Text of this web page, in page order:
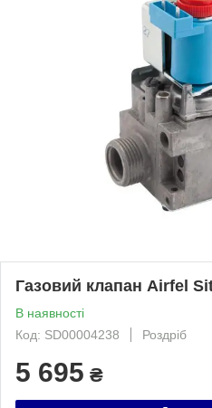
Газовий клапан Airfel
В наявності
Код: SD00004238
Роздріб
5 695 ₴